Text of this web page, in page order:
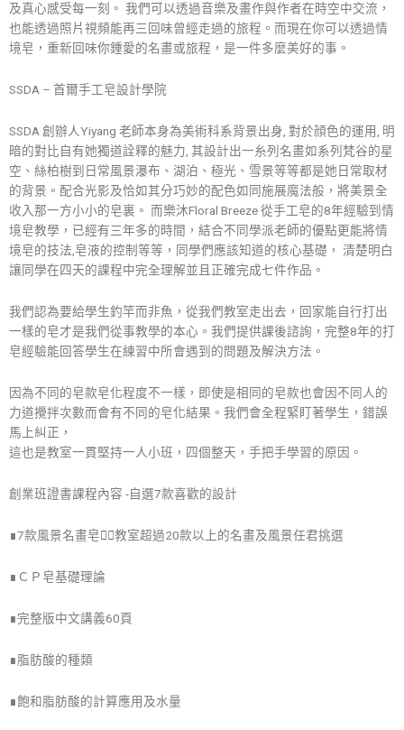
及真心感受每一刻。 我們可以透過音樂及畫作與作者在時空中交流，
也能透過照片視頻能再三回味曾經走過的旅程。而現在你可以透過情
境皂，重新回味你鍾愛的名畫或旅程，是一件多麼美好的事。
SSDA – 首爾手工皂設計學院
SSDA 創辦人Yiyang 老師本身為美術科系背景出身, 對於顔色的運用, 明
暗的對比自有她獨道詮釋的魅力, 其設計出一糸列名畫如系列梵谷的星
空、絲柏樹到日常風景瀑布、湖泊、極光、雪景等等都是她日常取材
的背景。配合光影及恰如其分巧妙的配色如同施展魔法般，將美景全
收入那一方小小的皂裏。 而樂沐Floral Breeze 從手工皂的8年經驗到情
境皂教學，已經有三年多的時間，結合不同學派老師的優點更能將情
境皂的技法,皂液的控制等等，同學們應該知道的核心基礎， 清楚明白
讓同學在四天的課程中完全理解並且正確完成七件作品。
我們認為要給學生釣竿而非魚，從我們教室走出去，回家能自行打出
一樣的皂才是我們從事教學的本心。我們提供課後諮詢，完整8年的打
皂經驗能回答學生在練習中所會遇到的問題及解決方法。
因為不同的皂款皂化程度不一樣，即使是相同的皂款也會因不同人的
力道攪拌次數而會有不同的皂化結果。我們會全程緊盯著學生，錯誤
馬上糾正，
這也是教室一貫堅持一人小班，四個整天，手把手學習的原因。
創業班證書課程內容 -自選7款喜歡的設計
∎7款風景名畫皂👉🏻教室超過20款以上的名畫及風景任君挑選
∎ＣＰ皂基礎理論
∎完整版中文講義60頁
∎脂肪酸的種類
∎飽和脂肪酸的計算應用及水量